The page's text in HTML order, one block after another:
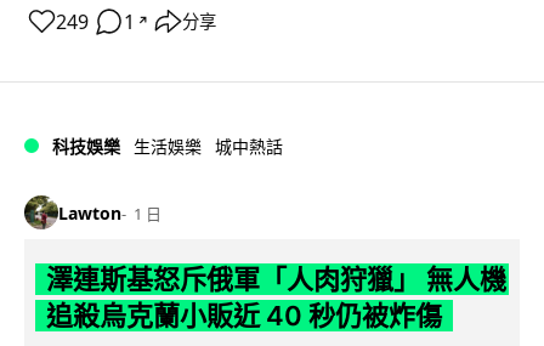
249 1 ↗ 分享
科技娛樂 生活娛樂 城中熱話
Lawton 1 日
澤連斯基怒斥俄軍「人肉狩獵」 無人機
追殺烏克蘭小販近 40 秒仍被炸傷